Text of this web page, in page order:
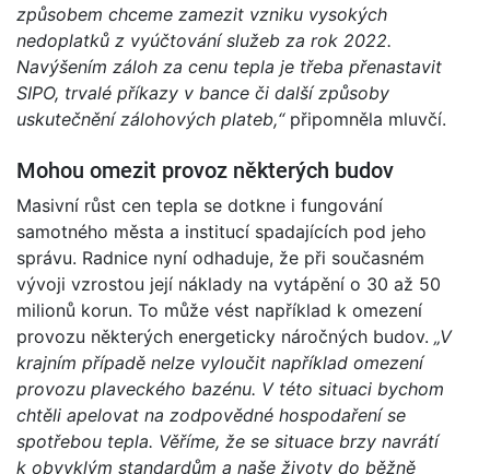
způsobem chceme zamezit vzniku vysokých
nedoplatků z vyúčtování služeb za rok 2022.
Navýšením záloh za cenu tepla je třeba přenastavit
SIPO, trvalé příkazy v bance či další způsoby
uskutečnění zálohových plateb,“připomněla mluvčí.
Mohou omezit provoz některých budov
Masivní růst cen tepla se dotkne i fungování
samotného města a institucí spadajících pod jeho
správu. Radnice nyní odhaduje, že při současném
vývoji vzrostou její náklady na vytápění o 30 až 50
milionů korun. To může vést například k omezení
provozu některých energeticky náročných budov. „V
krajním případě nelze vyloučit například omezení
provozu plaveckého bazénu. V této situaci bychom
chtěli apelovat na zodpovědné hospodaření se
spotřebou tepla. Věříme, že se situace brzy navrátí
k obvyklým standardům a naše životy do běžně